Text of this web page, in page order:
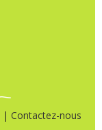
| Contactez-nous